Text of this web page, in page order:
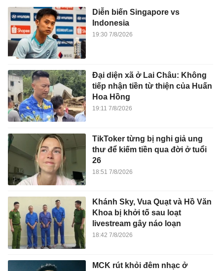
Diễn biến Singapore vs
Indonesia
19:30 7/8/2026
Đại diện xã ở Lai Châu: Không
tiếp nhận tiền từ thiện của Huấn
Hoa Hồng
19:11 7/8/2026
TikToker từng bị nghi giả ung
thư để kiếm tiền qua đời ở tuổi
26
18:51 7/8/2026
Khánh Sky, Vua Quạt và Hồ Văn
Khoa bị khởi tố sau loạt
livestream gây náo loạn
18:42 7/8/2026
MCK rút khỏi đêm nhạc ở